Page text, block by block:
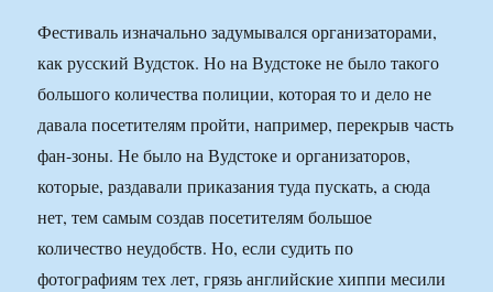
Фестиваль изначально задумывался организаторами,
как русский Вудсток. Но на Вудстоке не было такого
большого количества полиции, которая то и дело не
давала посетителям пройти, например, перекрыв часть
фан-зоны. Не было на Вудстоке и организаторов,
которые, раздавали приказания туда пускать, а сюда
нет, тем самым создав посетителям большое
количество неудобств. Но, если судить по
фотографиям тех лет, грязь английские хиппи месили